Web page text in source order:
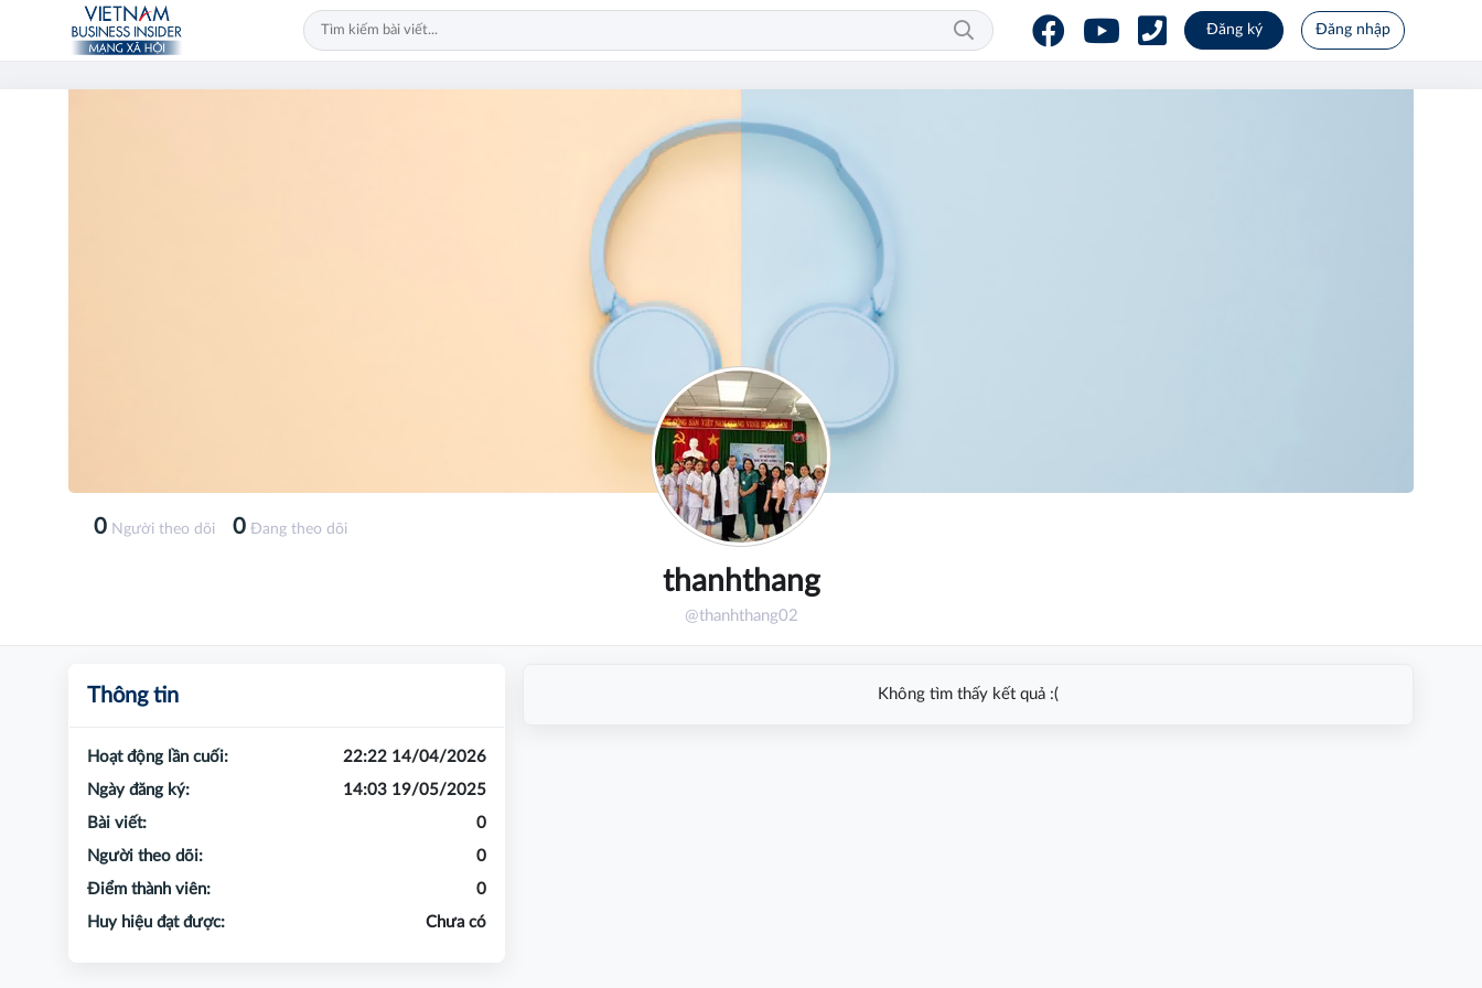
Đăng ký Đăng nhập
thanhthang
@thanhthang02
0 Người theo dõi 0 Đang theo dõi
Không tìm thấy kết quả :(
Thông tin
Hoạt động lần cuối:
22:22 14/04/2026
Ngày đăng ký:
14:03 19/05/2025
Bài viết:
0
Người theo dõi:
0
Điểm thành viên:
0
Huy hiệu đạt được:
Chưa có